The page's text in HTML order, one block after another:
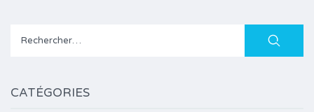
Rechercher :
CATÉGORIES